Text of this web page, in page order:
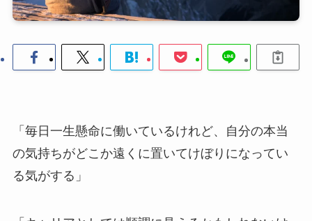
「毎日一生懸命に働いているけれど、自分の本当
の気持ちがどこか遠くに置いてけぼりになってい
る気がする」